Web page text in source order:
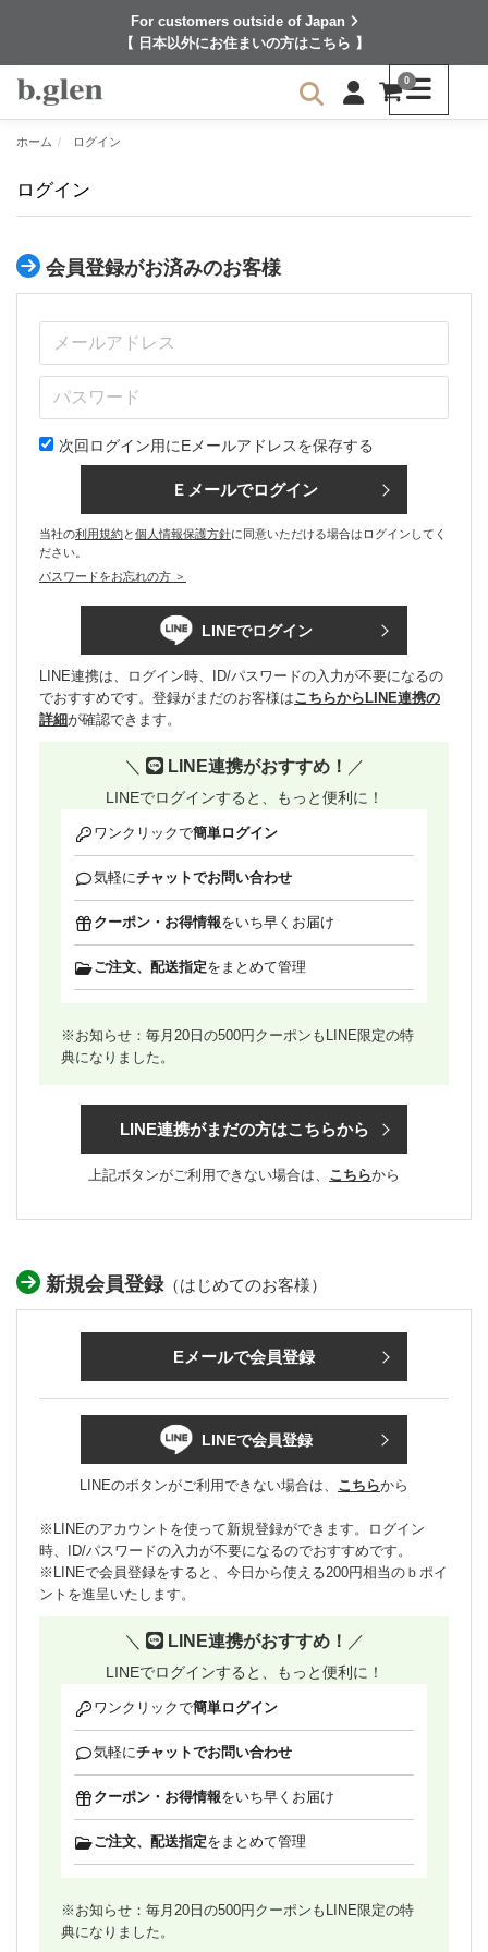
For customers outside of Japan
【 日本以外にお住まいの方はこちら 】
0
ホーム ログイン
ログイン
会員登録がお済みのお客様
次回ログイン用にEメールアドレスを保存する
Ｅメールでログイン
当社の利用規約と個人情報保護方針に同意いただける場合はログインしてく
ださい。
パスワードをお忘れの方 ＞
LINEでログイン
LINE連携は、ログイン時、ID/パスワードの入力が不要になるの
でおすすめです。登録がまだのお客様はこちらからLINE連携の
詳細が確認できます。
＼ LINE連携がおすすめ！ ／
LINEでログインすると、もっと便利に！
ワンクリックで簡単ログイン
気軽にチャットでお問い合わせ
クーポン・お得情報をいち早くお届け
ご注文、配送指定をまとめて管理
※お知らせ：毎月20日の500円クーポンもLINE限定の特
典になりました。
LINE連携がまだの方はこちらから
上記ボタンがご利用できない場合は、 こちらから
新規会員登録（はじめてのお客様）
Eメールで会員登録
LINEで会員登録
LINEのボタンがご利用できない場合は、 こちらから
※LINEのアカウントを使って新規登録ができます。ログイン
時、ID/パスワードの入力が不要になるのでおすすめです。
※LINEで会員登録をすると、今日から使える200円相当のｂポイ
ントを進呈いたします。
＼ LINE連携がおすすめ！ ／
LINEでログインすると、もっと便利に！
ワンクリックで簡単ログイン
気軽にチャットでお問い合わせ
クーポン・お得情報をいち早くお届け
ご注文、配送指定をまとめて管理
※お知らせ：毎月20日の500円クーポンもLINE限定の特
典になりました。